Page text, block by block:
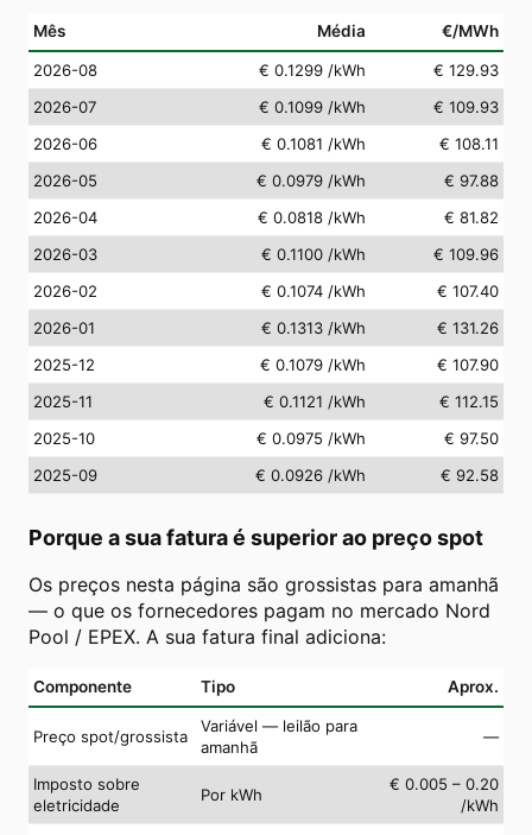
Mês Média €/MWh
2026-08 € 0.1299 /kWh
€ 129.93
2026-07
€ 0.1099 /kWh
€ 109.93
2026-06
€ 0.1081 /kWh
€ 108.11
2026-05
€ 0.0979 /kWh
€ 97.88
2026-04
€ 0.0818 /kWh
€ 81.82
2026-03
€ 0.1100 /kWh
€ 109.96
2026-02
€ 0.1074 /kWh
€ 107.40
2026-01
€ 0.1313 /kWh
€ 131.26
2025-12
€ 0.1079 /kWh
€ 107.90
2025-11
€ 0.1121 /kWh
€ 112.15
2025-10
€ 0.0975 /kWh
€ 97.50
2025-09
€ 0.0926 /kWh € 92.58
Porque a sua fatura é superior ao preço spot
Os preços nesta página são grossistas para amanhã
— o que os fornecedores pagam no mercado Nord
Pool / EPEX. A sua fatura final adiciona:
Componente Tipo Aprox.
Preço spot/grossista
Variável — leilão para
amanhã
—
Imposto sobre
eletricidade
Por kWh
€ 0.005 – 0.20
/kWh